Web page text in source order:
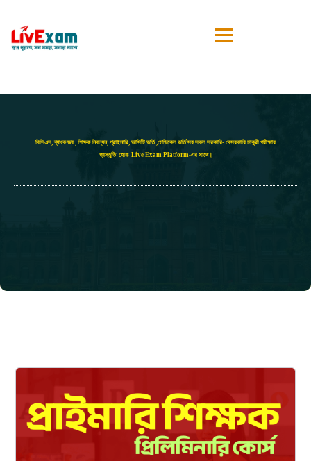
বিসিএস, ব্যাংক জব , শিক্ষক নিবন্ধন, প্রাইমারি, ভার্সিটি ভর্তি ,মেডিকেল ভর্তি সহ সকল সরকারি- বেসরকারি চাকুরী পরীক্ষার
প্রস্তুতি হোক Live Exam Platform-এর সাথে।